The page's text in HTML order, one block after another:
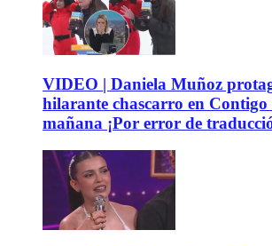
VIDEO | Daniela Muñoz
hilarante chascarro en Contigo
mañana ¡Por error de